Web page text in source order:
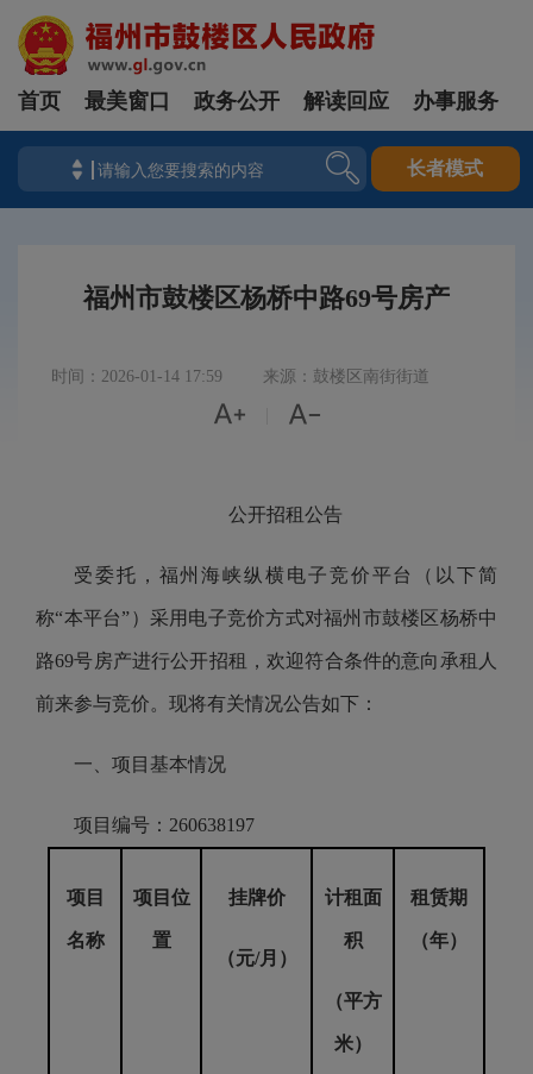
首页 最美窗口 政务公开 解读回应 办事服务
长者模式
福州市鼓楼区杨桥中路69号房产
时间：2026-01-14 17:59 来源：鼓楼区南街街道
 
公开招租公告
受委托，福州海峡纵横电子竞价平台（以下简
称“本平台”）采用电子竞价方式对福州市鼓楼区杨桥中
路69号房产进行公开招租，欢迎符合条件的意向承租人
前来参与竞价。现将有关情况公告如下：
一、项目基本情况
项目编号：260638197
项目
名称
项目位
置
挂牌价
（元/月）
计租面
积
（平方
米）
租赁期
（年）